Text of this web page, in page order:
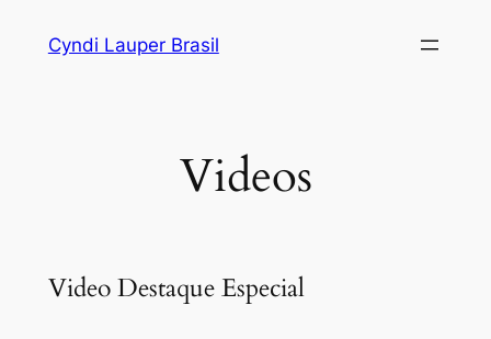
Cyndi Lauper Brasil
Videos
Video Destaque Especial